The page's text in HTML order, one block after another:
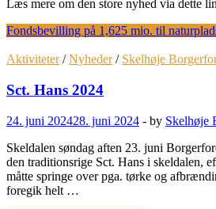
Læs mere om den store nyhed via dette
Fondsbevilling på 1,625 mio. til
Aktiviteter/Nyheder/ Skelhøje
Sct. Hans 2024
24. juni 202428. juni 2024 - by Skelhøje
Skeldalen søndag aften 23. juni
den traditionsrige Sct. Hans i skeldalen,
måtte springe over pga. tørke og
foregik helt …